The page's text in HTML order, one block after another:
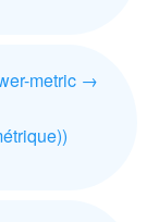
metric →